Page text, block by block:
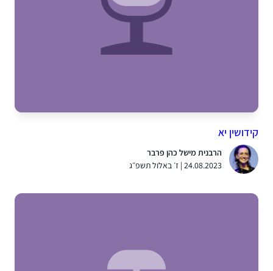
קידושין יא
הרבנית מישל כהן פרבר
24.08.2023 | ז׳ באלול תשפ״ג